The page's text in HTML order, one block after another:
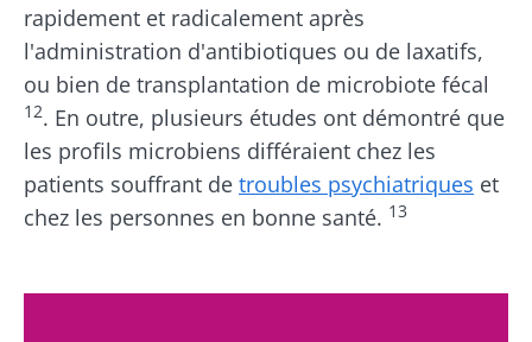
rapidement et radicalement après
l'administration d'antibiotiques ou de laxatifs,
ou bien de transplantation de microbiote fécal
12. En outre, plusieurs études ont démontré que
les profils microbiens différaient chez les
patients souffrant de troubles psychiatriques et
chez les personnes en bonne santé. 13